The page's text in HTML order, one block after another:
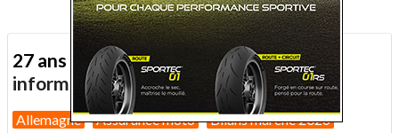
27 ans d'actualité moto :toutes nos
informations depuis 1999 !
Allemagne Assurance moto Bilans marché 2026